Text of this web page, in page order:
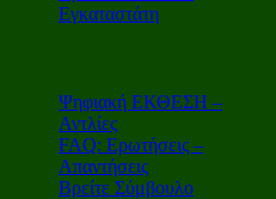
Εγκαταστάτη
Ψηφιακή ΕΚΘΕΣΗ –
Αντλίες
FAQ: Ερωτήσεις –
Απαντήσεις
Βρείτε Σύμβουλο